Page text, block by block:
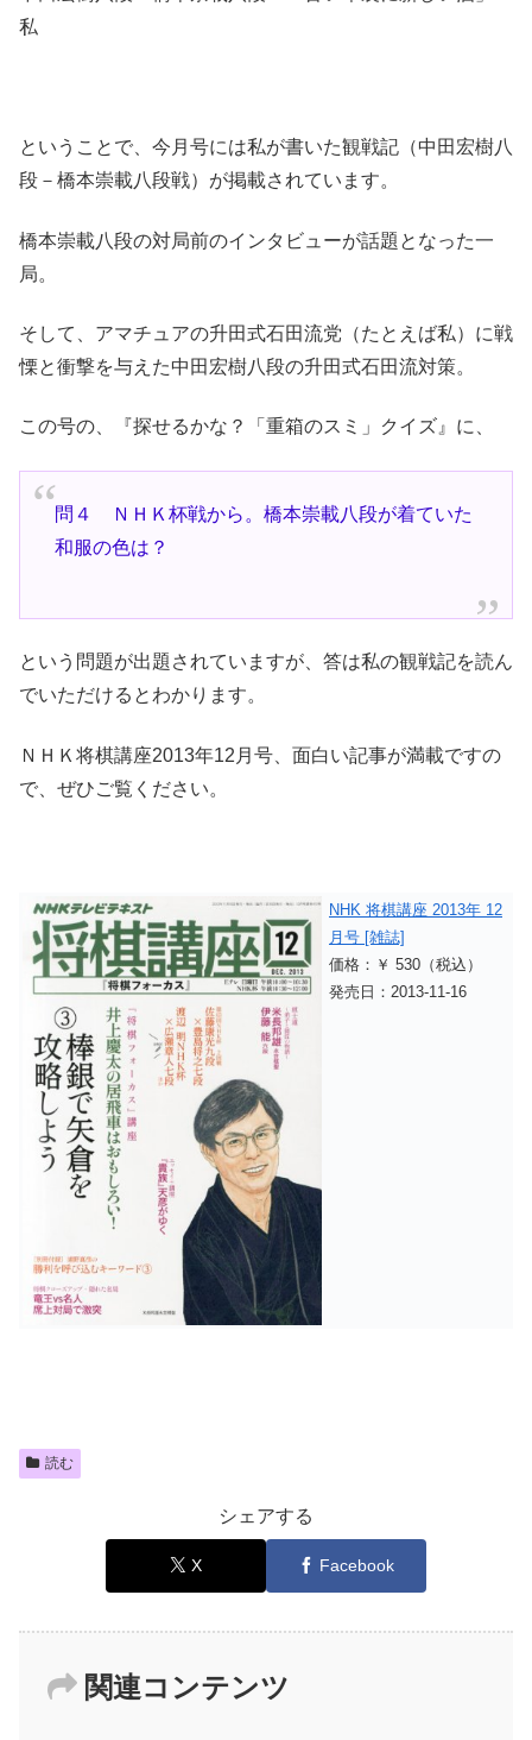
私
ということで、今月号には私が書いた観戦記（中田宏樹八
段－橋本崇載八段戦）が掲載されています。
橋本崇載八段の対局前のインタビューが話題となった一
局。
そして、アマチュアの升田式石田流党（たとえば私）に戦
慄と衝撃を与えた中田宏樹八段の升田式石田流対策。
この号の、『探せるかな？「重箱のスミ」クイズ』に、
問４ ＮＨＫ杯戦から。橋本崇載八段が着ていた
和服の色は？
という問題が出題されていますが、答は私の観戦記を読ん
でいただけるとわかります。
ＮＨＫ将棋講座2013年12月号、面白い記事が満載ですの
で、ぜひご覧ください。
NHK 将棋講座 2013年 12
月号 [雑誌]
価格：￥ 530（税込）
発売日：2013-11-16
読む
シェアする
X Facebook
関連コンテンツ